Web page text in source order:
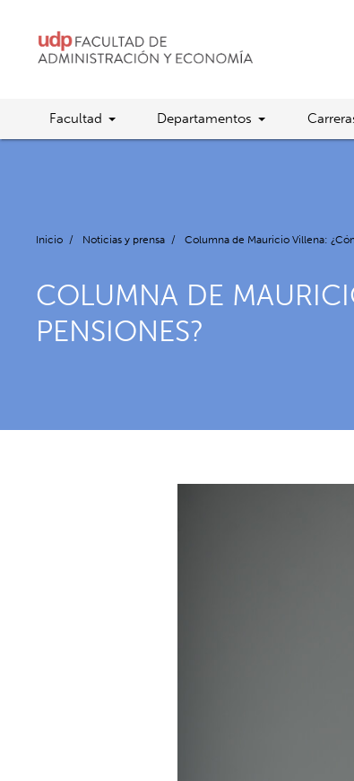
Facultad Departamentos
Inicio / Noticias y prensa / Columna de Mauricio Villena:
COLUMNA DE
PENSIONES?